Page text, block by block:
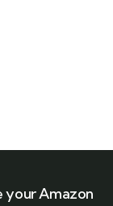
your Amazon